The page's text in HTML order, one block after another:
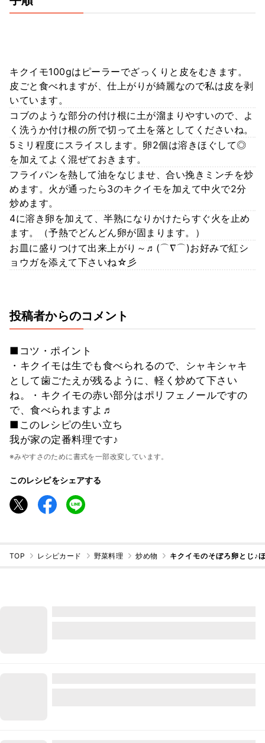
キクイモ100gはピーラーでざっくりと皮をむきます。
皮ごと食べれますが、仕上がりが綺麗なので私は皮を剥
いています。
コブのような部分の付け根に土が溜まりやすいので、よ
く洗うか付け根の所で切って土を落としてくださいね。
5ミリ程度にスライスします。卵2個は溶きほぐして◎
を加えてよく混ぜておきます。
フライパンを熱して油をなじませ、合い挽きミンチを炒
めます。火が通ったら3のキクイモを加えて中火で2分
炒めます。
4に溶き卵を加えて、半熟になりかけたらすぐ火を止め
ます。（予熱でどんどん卵が固まります。）
お皿に盛りつけて出来上がり～♬(⌒∇⌒)お好みで紅シ
ョウガを添えて下さいね☆彡
投稿者からのコメント
■コツ・ポイント
・キクイモは生でも食べられるので、シャキシャキ
として歯ごたえが残るように、軽く炒めて下さい
ね。・キクイモの赤い部分はポリフェノールですの
で、食べられますよ♬
■このレシピの生い立ち
我が家の定番料理です♪
※みやすさのために書式を一部改変しています。
このレシピをシェアする
TOP レシピカード 野菜料理 炒め物 キクイモのそぼろ卵とじ♪